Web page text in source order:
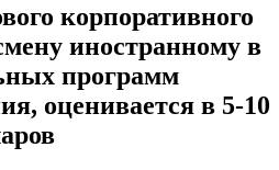
корпоративного
иностранному в
программ
оценивается в 5-10